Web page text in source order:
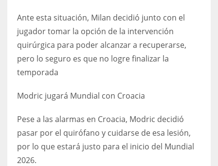
NYG
Ante esta situación, Milan decidió junto con el
jugador tomar la opción de la intervención
quirúrgica para poder alcanzar a recuperarse,
pero lo seguro es que no logre finalizar la
temporada
Modric jugará Mundial con Croacia
Pese a las alarmas en Croacia, Modric decidió
pasar por el quirófano y cuidarse de esa lesión,
por lo que estará justo para el inicio del Mundial
2026.